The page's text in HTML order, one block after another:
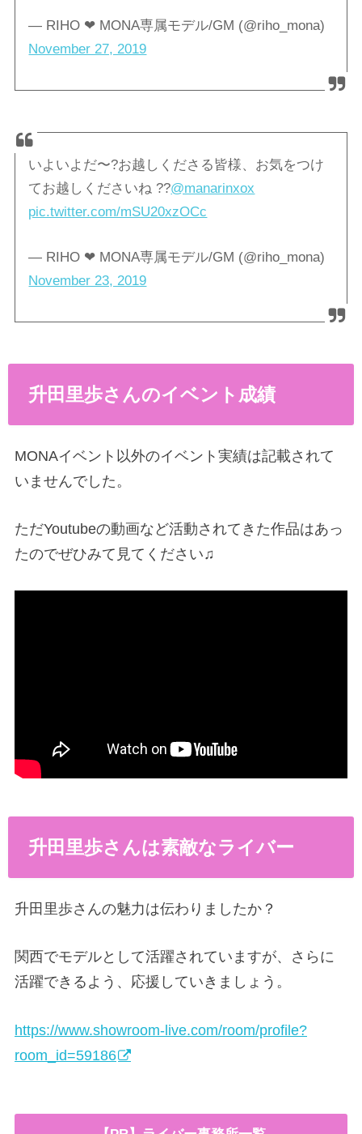
— RIHO ❤︎ MONA専属モデル/GM (@riho_mona)
November 27, 2019
いよいよだ〜?お越しくださる皆様、お気をつけ
てお越しくださいね ??@manarinxox
pic.twitter.com/mSU20xzOCc
— RIHO ❤︎ MONA専属モデル/GM (@riho_mona)
November 23, 2019
升田里歩さんのイベント成績
MONAイベント以外のイベント実績は記載されて
いませんでした。
ただYoutubeの動画など活動されてきた作品はあっ
たのでぜひみて見てください♫
升田里歩さんは素敵なライバー
升田里歩さんの魅力は伝わりましたか？
関西でモデルとして活躍されていますが、さらに
活躍できるよう、応援していきましょう。
https://www.showroom-live.com/room/profile?
room_id=59186